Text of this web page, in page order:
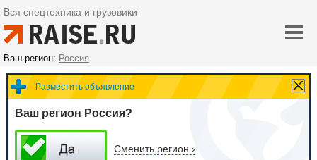
Вся спецтехника и грузовики
Ваш регион: Россия
Разместить объявление
Ваш регион Россия?
Сменить регион ›